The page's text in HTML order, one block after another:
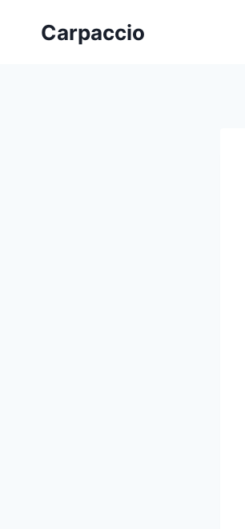
Carpaccio